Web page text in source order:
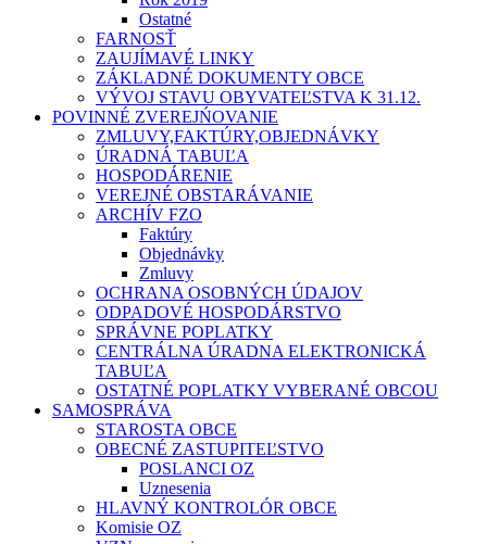
Ostatné
FARNOSŤ
ZAUJÍMAVÉ LINKY
ZÁKLADNÉ DOKUMENTY OBCE
VÝVOJ STAVU OBYVATEĽSTVA K 31.12.
POVINNÉ ZVEREJŃOVANIE
ZMLUVY,FAKTÚRY,OBJEDNÁVKY
ÚRADNÁ TABUĽA
HOSPODÁRENIE
VEREJNÉ OBSTARÁVANIE
ARCHÍV FZO
Faktúry
Objednávky
Zmluvy
OCHRANA OSOBNÝCH ÚDAJOV
ODPADOVÉ HOSPODÁRSTVO
SPRÁVNE POPLATKY
CENTRÁLNA ÚRADNA ELEKTRONICKÁ
TABUĽA
OSTATNÉ POPLATKY VYBERANÉ OBCOU
SAMOSPRÁVA
STAROSTA OBCE
OBECNÉ ZASTUPITEĽSTVO
POSLANCI OZ
Uznesenia
HLAVNÝ KONTROLÓR OBCE
Komisie OZ